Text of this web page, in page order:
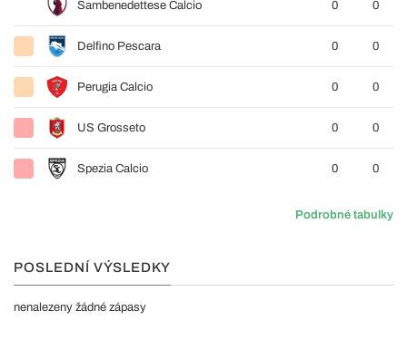
Sambenedettese Calcio 0 0
Delfino Pescara 0 0
Perugia Calcio 0 0
US Grosseto 0 0
Spezia Calcio 0 0
Podrobné tabulky
POSLEDNÍ VÝSLEDKY
nenalezeny žádné zápasy